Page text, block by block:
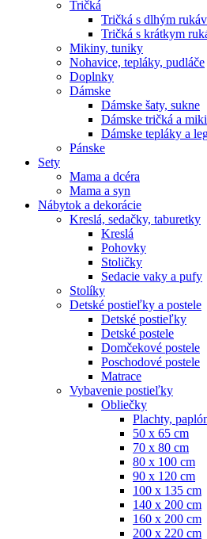
Tričká
Tričká s dlhým
Tričká s krátkym
Mikiny, tuniky
Nohavice, tepláky, pudláče
Doplnky
Dámske
Dámske šaty, sukne
Dámske tričká a
Dámske tepláky a
Pánske
Sety
Mama a dcéra
Mama a syn
Nábytok a dekorácie
Kreslá, sedačky, taburetky
Kreslá
Pohovky
Stoličky
Sedacie vaky a pufy
Stolíky
Detské postieľky a postele
Detské postieľky
Detské postele
Domčekové postele
Poschodové postele
Matrace
Vybavenie postieľky
Obliečky
Plachty,
50 x 65 cm
70 x 80 cm
80 x 100 cm
90 x 120 cm
100 x 135 cm
140 x 200 cm
160 x 200 cm
200 x 220 cm